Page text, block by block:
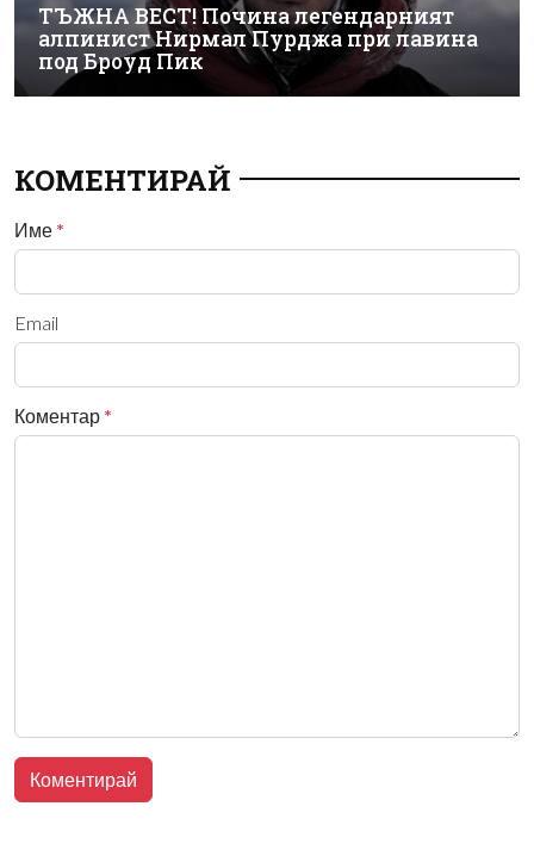
ТЪЖНА ВЕСТ! Почина легендарният
алпинист Нирмал Пурджа при лавина
под Броуд Пик
КОМЕНТИРАЙ
Име *
Email
Коментар *